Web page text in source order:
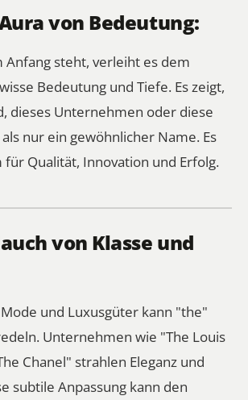
Aura von Bedeutung:
Anfang steht, verleiht es dem
Bedeutung und Tiefe. Es zeigt,
dieses Unternehmen oder diese
nur ein gewöhnlicher Name. Es
für Qualität, Innovation und Erfolg.
von Klasse und
und Luxusgüter kann "the"
Unternehmen wie "The Louis
Chanel" strahlen Eleganz und
subtile Anpassung kann den